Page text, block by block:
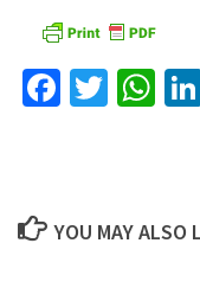
YOU MAY ALSO